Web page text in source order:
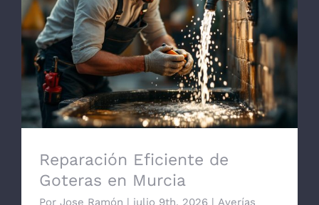
Reparación Eficiente de Goteras en
Murcia
Reparación Eficiente de
Goteras en Murcia
Por Jose Ramón | julio 9th, 2026 | Averías